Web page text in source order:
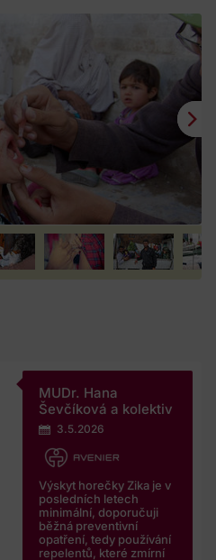
MUDr. Hana
Ševčíková a kolektiv
3.5.2026
Výskyt horečky Zika je v
posledních letech
minimální, doporučuji
běžná preventivní
opatření, tedy používání
repelentů, které zmírní